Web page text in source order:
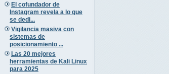
El cofundador de
Instagram revela a lo que
se dedi...
Vigilancia masiva con
sistemas de
posicionamiento ...
Las 20 mejores
herramientas de Kali Linux
para 2025